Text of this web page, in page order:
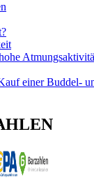
einer Buddel-